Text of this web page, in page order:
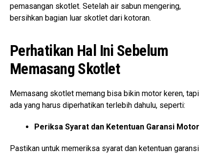
pemasangan skotlet. Setelah air sabun mengering,
bersihkan bagian luar skotlet dari kotoran.
Perhatikan Hal Ini Sebelum
Memasang Skotlet
Memasang skotlet memang bisa bikin motor keren, tapi
ada yang harus diperhatikan terlebih dahulu, seperti:
Periksa Syarat dan Ketentuan Garansi Motor
Pastikan untuk memeriksa syarat dan ketentuan garansi